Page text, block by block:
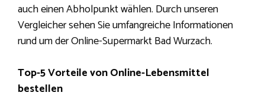
auch einen Abholpunkt wählen. Durch unseren
Vergleicher sehen Sie umfangreiche Informationen
rund um der Online-Supermarkt Bad Wurzach.
Top-5 Vorteile von Online-Lebensmittel
bestellen